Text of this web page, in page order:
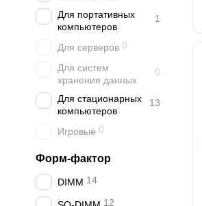
Для портативных
компьютеров
1
Для серверов 0
Для систем
хранения данных
0
Для стационарных
компьютеров
13
Игровые 0
Форм-фактор
DIMM 14
12